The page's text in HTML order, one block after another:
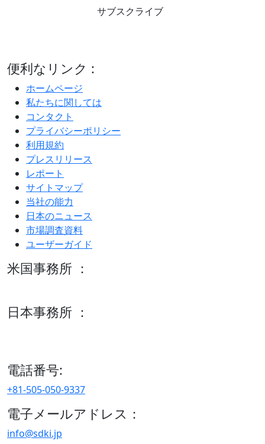
サブスクライブ
便利なリンク :
ホームページ
私たちに関しては
コンタクト
プライバシーポリシー
利用規約
プレスリリース
レポート
サイトマップ
当社の能力
日本のニュース
市場調査資料
ユーザーガイド
米国事務所 ：
日本事務所 ：
電話番号:
+81-505-050-9337
電子メールアドレス：
info@sdki.jp